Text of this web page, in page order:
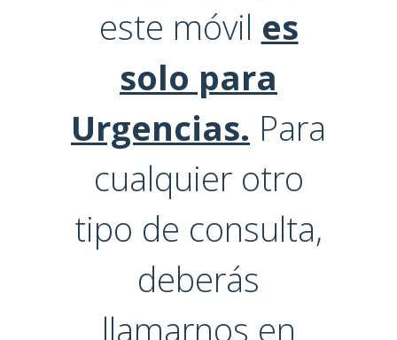
este móvil es
solo para
Urgencias. Para
cualquier otro
tipo de consulta,
deberás
llamarnos en